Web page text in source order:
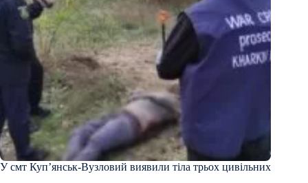
У смт Куп’янськ-Вузловий виявили тіла трьох цивільних